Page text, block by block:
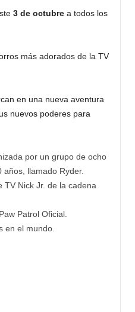
3 de octubrea todos los
más adorados de la TV
en una nueva aventura
nuevos poderes para
por un grupo de ocho
llamado Ryder.
TV Nick Jr. de la cadena
Patrol Oficial.
en el mundo.